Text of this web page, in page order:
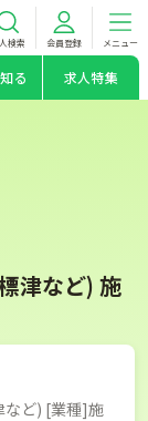
検索 会員登録 メニュー
る 求人特集
津など) 施
など) [業種]施